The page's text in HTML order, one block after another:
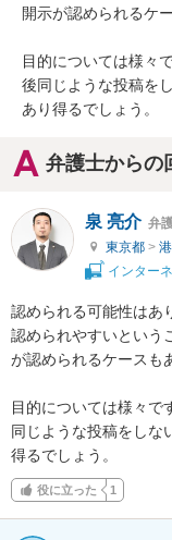
開示が認められるケ
目的については様々
後同じような投稿を
あり得るでしょう。
弁護士からの
泉 亮介 弁
東京都 >
インター
認められる可能性はあ
認められやすいという
が認められるケースも
目的については様々で
同じような投稿をしな
得るでしょう。
役に立った 1